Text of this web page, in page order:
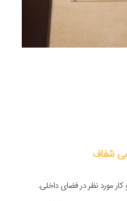
شفاف
مورد نظر در فضای داخلی.